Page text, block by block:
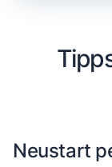
Neustart